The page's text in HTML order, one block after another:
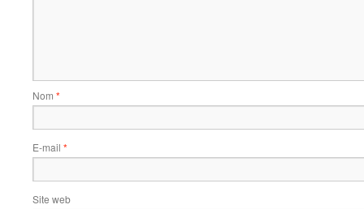
Nom *
E-mail *
Site web